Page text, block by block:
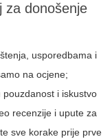
za donošenje
usporedbama i
na ocjene;
i iskustvo
recenzije i upute za
sve korake prije prve